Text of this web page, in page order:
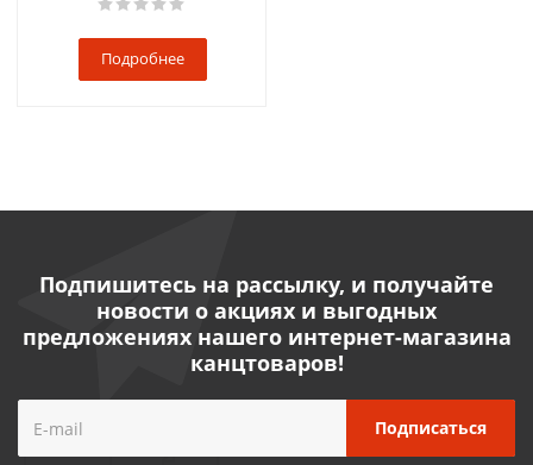
Подробнее
Подпишитесь на рассылку, и получайте
новости о акциях и выгодных
предложениях нашего интернет-магазина
канцтоваров!